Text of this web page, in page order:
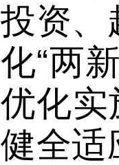
投资、
化“两
优化实
健全适